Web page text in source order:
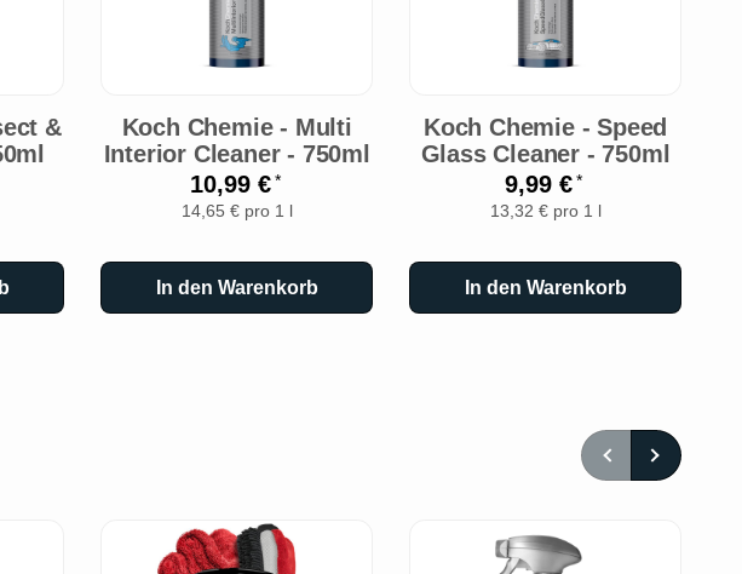
&
Koch Chemie - Multi
Interior Cleaner - 750ml
10,99 €*
14,65 € pro 1 l
In den Warenkorb
Koch Chemie - Speed
Glass Cleaner - 750ml
9,99 €*
13,32 € pro 1 l
In den Warenkorb